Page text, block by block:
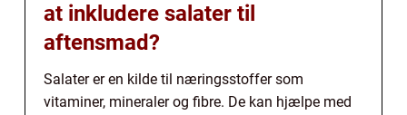
at inkludere salater til
aftensmad?
Salater er en kilde til næringsstoffer som
vitaminer, mineraler og fibre. De kan hjælpe med